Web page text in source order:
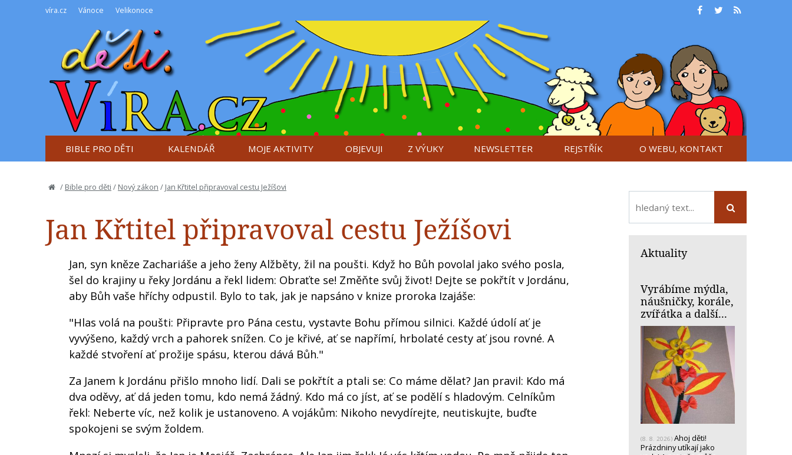
víra.cz Vánoce Velikonoce
BIBLE PRO DĚTI KALENDÁŘ MOJE AKTIVITY OBJEVUJI Z VÝUKY NEWSLETTER REJSTŘÍK O WEBU, KONTAKT
/ Bible pro děti / Nový zákon / Jan Křtitel připravoval cestu Ježíšovi
Jan Křtitel připravoval cestu Ježíšovi
Jan, syn kněze Zachariáše a jeho ženy Alžběty, žil na poušti. Když ho Bůh povolal jako svého posla,
šel do krajiny u řeky Jordánu a řekl lidem: Obraťte se! Změňte svůj život! Dejte se pokřtít v Jordánu,
aby Bůh vaše hříchy odpustil. Bylo to tak, jak je napsáno v knize proroka Izajáše:
"Hlas volá na poušti: Připravte pro Pána cestu, vystavte Bohu přímou silnici. Každé údolí ať je
vyvýšeno, každý vrch a pahorek snížen. Co je křivé, ať se napřímí, hrbolaté cesty ať jsou rovné. A
každé stvoření ať prožije spásu, kterou dává Bůh."
Za Janem k Jordánu přišlo mnoho lidí. Dali se pokřtít a ptali se: Co máme dělat? Jan pravil: Kdo má
dva oděvy, ať dá jeden tomu, kdo nemá žádný. Kdo má co jíst, ať se podělí s hladovým. Celníkům
řekl: Neberte víc, než kolik je ustanoveno. A vojákům: Nikoho nevydírejte, neutiskujte, buďte
spokojeni se svým žoldem.
Aktuality
Vyrábíme mýdla,
náušničky, korále,
zvířátka a další...
(8. 8. 2026) Ahoj děti!
Prázdniny utíkají jako